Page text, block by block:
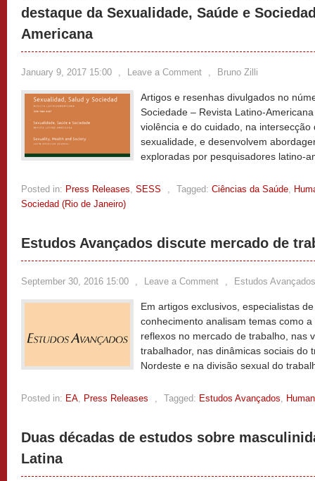
destaque da Sexualidade, Saúde e
Americana
January 9, 2017 15:00 , Leave a Comment , Bruno Zilli
Artigos e resenhas divulgados no
Sociedade – Revista Latino-
violência e do cuidado, na
sexualidade, e desenvolvem
exploradas por pesquisadores latino-
Posted in: Press Releases, SESS , Tagged: Ciências da Saúde,
Sociedad (Rio de Janeiro)
Estudos Avançados discute mercado de
September 30, 2016 15:00 , Leave a Comment , Estudos Avançados
Em artigos exclusivos, especialistas
conhecimento analisam temas como
reflexos no mercado de trabalho, nas
trabalhador, nas dinâmicas sociais do
Nordeste e na divisão sexual do
Posted in: EA, Press Releases , Tagged: Estudos Avançados,
Duas décadas de estudos sobre
Latina